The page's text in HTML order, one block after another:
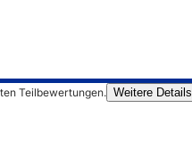
Teilbewertungen. Weitere Details